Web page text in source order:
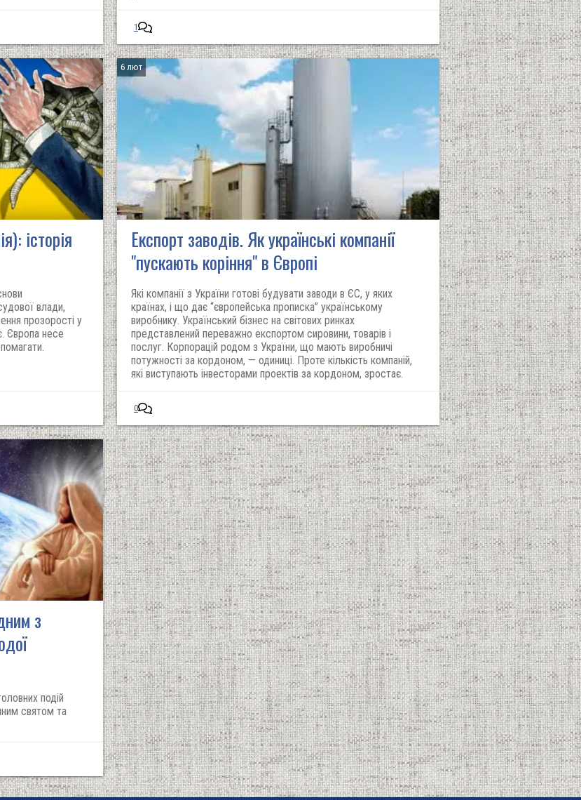
1
історія
влади,
прозорості у
Європа несе
6 лют
Експорт заводів. Як українські компанії
"пускають коріння" в Європі
Які компанії з України готові будувати заводи в ЄС, у яких
країнах, і що дає “європейська прописка” українському
виробнику. Український бізнес на світових ринках
представлений переважно експортом сировини, товарів і
послуг. Корпорацій родом з України, що мають виробничі
потужності за кордоном, — одиниці. Проте кількість компаній,
які виступають інвесторами проектів за кордоном, зростає.
0
з
подій
святом та